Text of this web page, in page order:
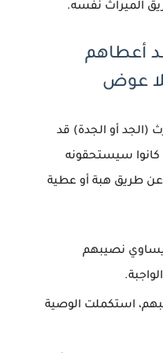
الميراث نفسه.
قد أعطاهم
عوض
(الجد أو الجدة) قد
كانوا سيستحقونه
عن طريق هبة أو عطية
يساوي نصيبهم
استكملت الوصية